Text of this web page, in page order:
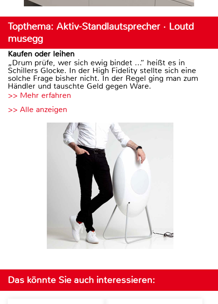
Topthema: Aktiv-Standlautsprecher · Loutd
musegg
Kaufen oder leihen
„Drum prüfe, wer sich ewig bindet ...“ heißt es in
Schillers Glocke. In der High Fidelity stellte sich eine
solche Frage bisher nicht. In der Regel ging man zum
Händler und tauschte Geld gegen Ware.
>> Mehr erfahren
>> Alle anzeigen
Das könnte Sie auch interessieren: